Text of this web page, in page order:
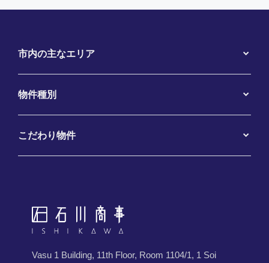
市内の主なエリア
物件種別
こだわり物件
Vasu 1 Building, 11th Floor, Room 1104/1, 1 Soi